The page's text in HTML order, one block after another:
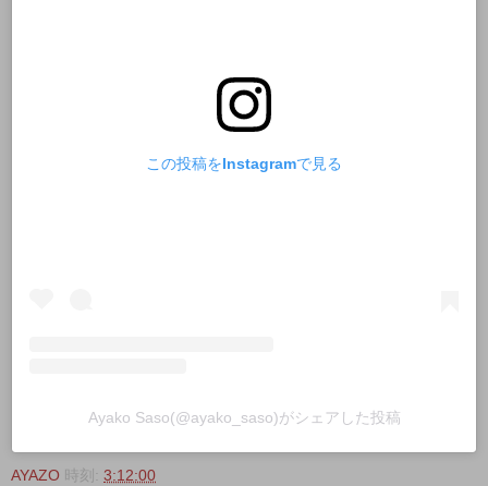
この投稿をInstagramで見る
Ayako Saso(@ayako_saso)がシェアした投稿
AYAZO 時刻: 3:12:00